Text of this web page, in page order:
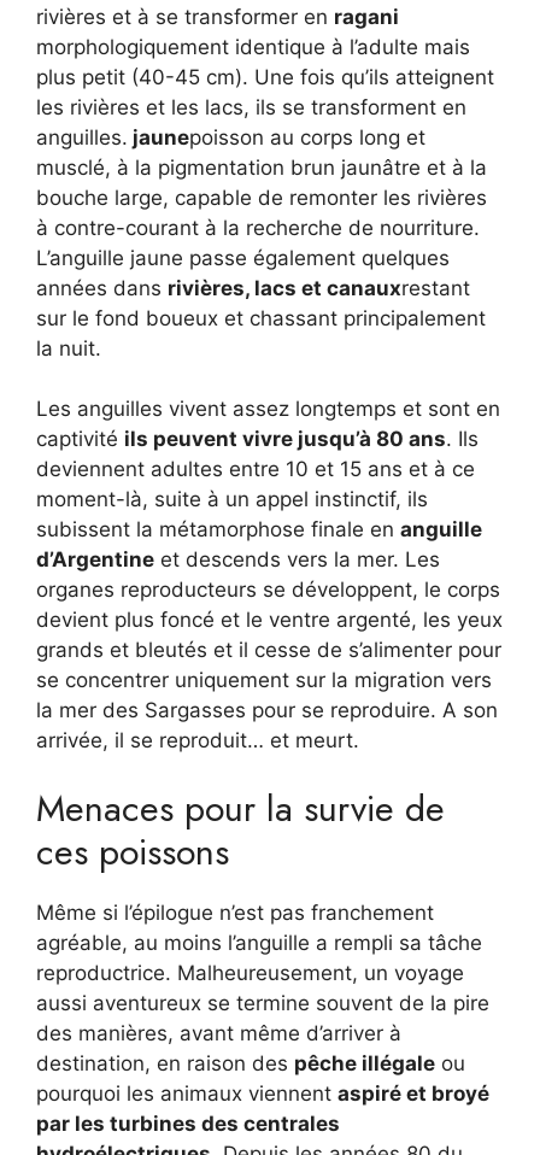
rivières et à se transformer en ragani
morphologiquement identique à l’adulte mais
plus petit (40-45 cm). Une fois qu’ils atteignent
les rivières et les lacs, ils se transforment en
anguilles. jaunepoisson au corps long et
musclé, à la pigmentation brun jaunâtre et à la
bouche large, capable de remonter les rivières
à contre-courant à la recherche de nourriture.
L’anguille jaune passe également quelques
années dans rivières, lacs et canauxrestant
sur le fond boueux et chassant principalement
la nuit.
Les anguilles vivent assez longtemps et sont en
captivité ils peuvent vivre jusqu’à 80 ans. Ils
deviennent adultes entre 10 et 15 ans et à ce
moment-là, suite à un appel instinctif, ils
subissent la métamorphose finale en anguille
d’Argentine et descends vers la mer. Les
organes reproducteurs se développent, le corps
devient plus foncé et le ventre argenté, les yeux
grands et bleutés et il cesse de s’alimenter pour
se concentrer uniquement sur la migration vers
la mer des Sargasses pour se reproduire. A son
arrivée, il se reproduit… et meurt.
Menaces pour la survie de
ces poissons
Même si l’épilogue n’est pas franchement
agréable, au moins l’anguille a rempli sa tâche
reproductrice. Malheureusement, un voyage
aussi aventureux se termine souvent de la pire
des manières, avant même d’arriver à
destination, en raison des pêche illégale ou
pourquoi les animaux viennent aspiré et broyé
par les turbines des centrales